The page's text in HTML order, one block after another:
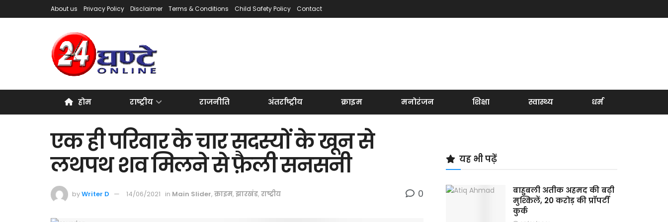
About us Privacy Policy Disclaimer Terms & Conditions Child Safety Policy Contact
होम राष्ट्रीय राजनीति अंतर्राष्ट्रीय क्राइम मनोरंजन शिक्षा स्वास्थ्य धर्म
एक ही परिवार के चार सदस्यों के खून से
लथपथ शव मिलने से फ़ैली सनसनी
byWriter D 14/06/2021 in Main Slider, क्राइम, झारखंड, राष्ट्रीय 0
यह भी पढ़ें
बाहुबली अतीक अहमद की बढ़ी
मुश्किलें, 20 करोड़ की प्रॉपर्टी
कुर्क